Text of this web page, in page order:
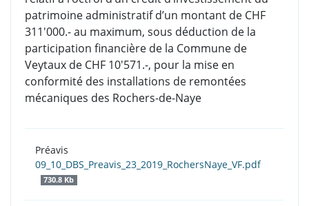
patrimoine administratif d’un montant de CHF
311'000.- au maximum, sous déduction de la
participation financière de la Commune de
Veytaux de CHF 10'571.-, pour la mise en
conformité des installations de remontées
mécaniques des Rochers-de-Naye
Préavis
09_10_DBS_Preavis_23_2019_RochersNaye_VF.pdf
730.8 Kb